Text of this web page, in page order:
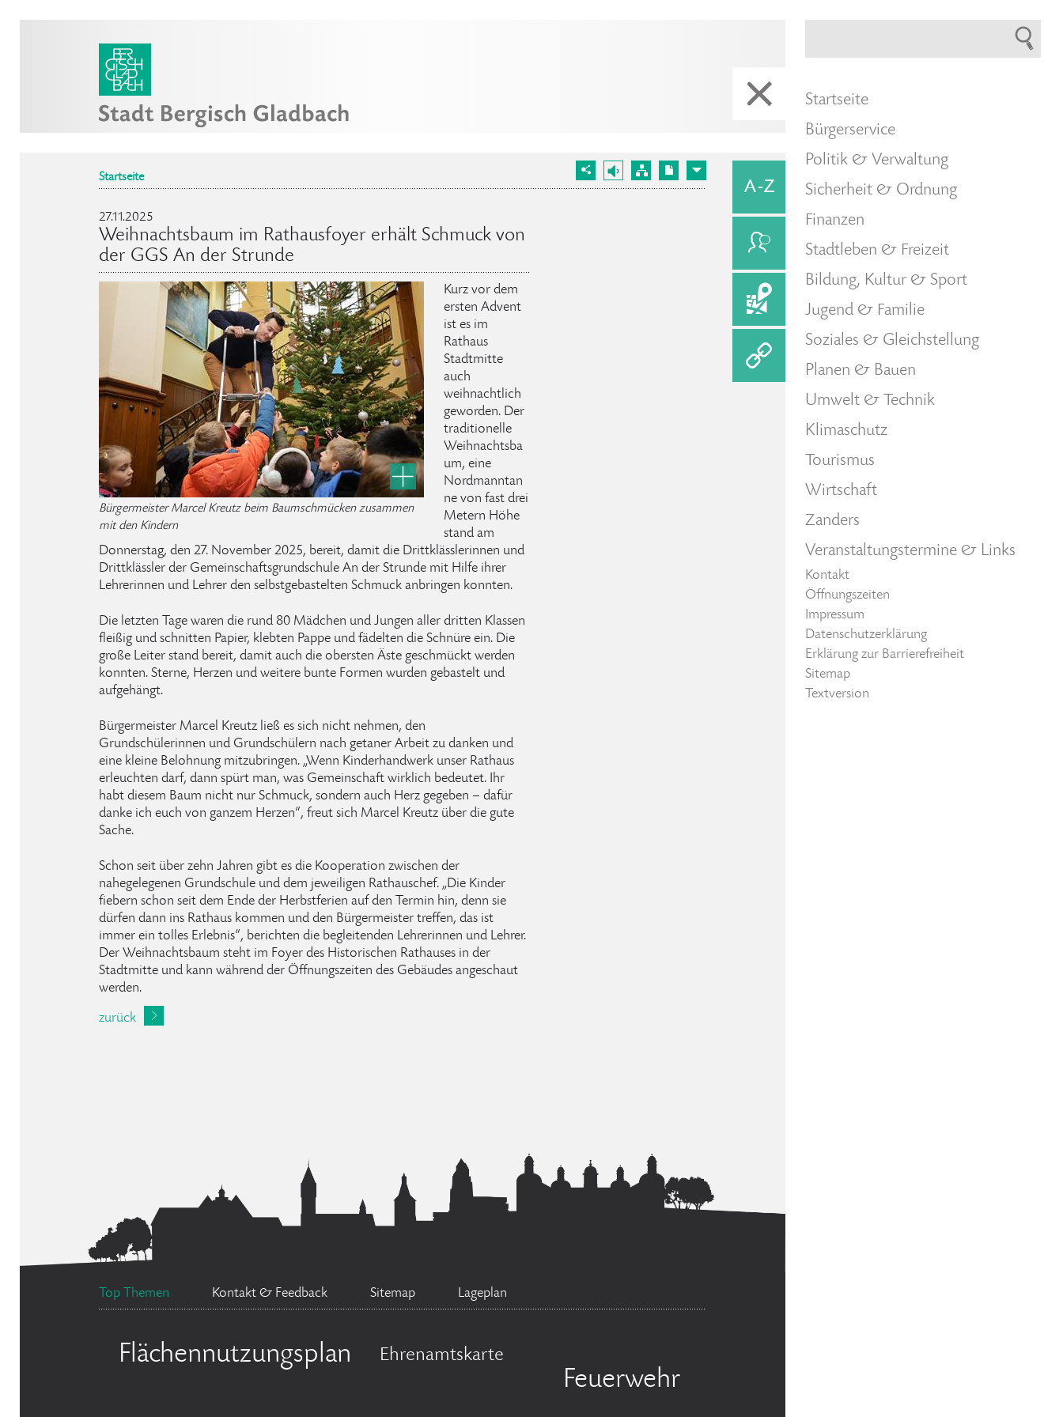
Startseite
27.11.2025
Weihnachtsbaum im Rathausfoyer erhält Schmuck von
der GGS An der Strunde
Bürgermeister Marcel Kreutz beim Baumschmücken zusammen
mit den Kindern
Kurz vor dem
ersten Advent
ist es im
Rathaus
Stadtmitte
auch
weihnachtlich
geworden. Der
traditionelle
Weihnachtsba
um, eine
Nordmanntan
ne von fast drei
Metern Höhe
stand am
Donnerstag, den 27. November 2025, bereit, damit die Drittklässlerinnen und
Drittklässler der Gemeinschaftsgrundschule An der Strunde mit Hilfe ihrer
Lehrerinnen und Lehrer den selbstgebastelten Schmuck anbringen konnten.
Die letzten Tage waren die rund 80 Mädchen und Jungen aller dritten Klassen
fleißig und schnitten Papier, klebten Pappe und fädelten die Schnüre ein. Die
große Leiter stand bereit, damit auch die obersten Äste geschmückt werden
konnten. Sterne, Herzen und weitere bunte Formen wurden gebastelt und
aufgehängt.
Bürgermeister Marcel Kreutz ließ es sich nicht nehmen, den
Grundschülerinnen und Grundschülern nach getaner Arbeit zu danken und
eine kleine Belohnung mitzubringen. „Wenn Kinderhandwerk unser Rathaus
erleuchten darf, dann spürt man, was Gemeinschaft wirklich bedeutet. Ihr
habt diesem Baum nicht nur Schmuck, sondern auch Herz gegeben – dafür
danke ich euch von ganzem Herzen“, freut sich Marcel Kreutz über die gute
Sache.
Schon seit über zehn Jahren gibt es die Kooperation zwischen der
nahegelegenen Grundschule und dem jeweiligen Rathauschef. „Die Kinder
fiebern schon seit dem Ende der Herbstferien auf den Termin hin, denn sie
dürfen dann ins Rathaus kommen und den Bürgermeister treffen, das ist
immer ein tolles Erlebnis“, berichten die begleitenden Lehrerinnen und Lehrer.
Der Weihnachtsbaum steht im Foyer des Historischen Rathauses in der
Stadtmitte und kann während der Öffnungszeiten des Gebäudes angeschaut
werden.
zurück
Top Themen Kontakt & Feedback Sitemap Lageplan
Flächennutzungsplan Ehrenamtskarte
Feuerwehr
Startseite
Bürgerservice
Politik & Verwaltung
Sicherheit & Ordnung
Finanzen
Stadtleben & Freizeit
Bildung, Kultur & Sport
Jugend & Familie
Soziales & Gleichstellung
Planen & Bauen
Umwelt & Technik
Klimaschutz
Tourismus
Wirtschaft
Zanders
Veranstaltungstermine & Links
Kontakt
Öffnungszeiten
Impressum
Datenschutzerklärung
Erklärung zur Barrierefreiheit
Sitemap
Textversion